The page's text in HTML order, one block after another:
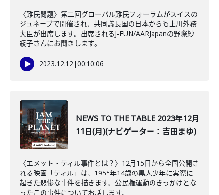
〈難民問題〉第二回グローバル難民フォーラムがスイスの
ジュネーブで開催され、共同議長国の日本からも上川外務
大臣が出席します。出席されるJ-FUN/AARJapanの野際紗
綾子さんにお聞きします。
2023.12.12|00:10:06
NEWS TO THE TABLE 2023年12月
11日(月)(ナビゲーター：吉田まゆ)
〈エメット・ティル事件とは？〉12月15日から全国公開さ
れる映画「ティル」は、1955年14歳の黒人少年に実際に
起きた悲惨な事件を描きます。公民権運動のきっかけとな
ったこの事件についてお話します。